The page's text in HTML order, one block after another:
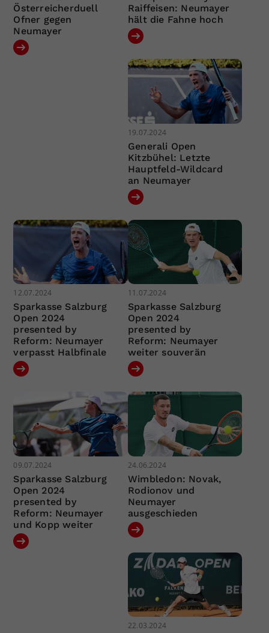
Österreicherduell
Ofner gegen
Neumayer
Raiffeisen: Neumayer
hält die Fahne hoch
19.07.2024
Generali Open
Kitzbühel: Letzte
Hauptfeld-Wildcard
an Neumayer
12.07.2024
Sparkasse Salzburg
Open 2024
presented by
Reform: Neumayer
verpasst Halbfinale
11.07.2024
Sparkasse Salzburg
Open 2024
presented by
Reform: Neumayer
weiter souverän
09.07.2024
Sparkasse Salzburg
Open 2024
presented by
Reform: Neumayer
und Kopp weiter
24.06.2024
Wimbledon: Novak,
Rodionov und
Neumayer
ausgeschieden
22.03.2024